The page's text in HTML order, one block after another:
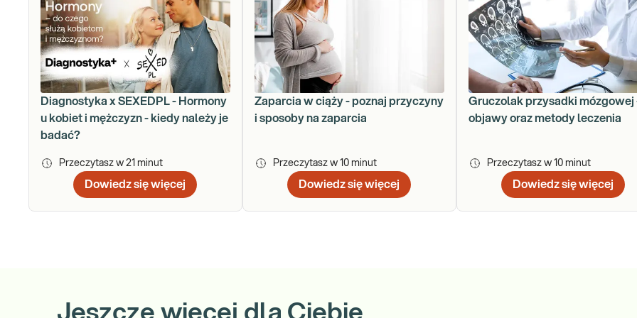
Diagnostyka x SEXEDPL - Hormony
u kobiet i mężczyzn - kiedy należy je
badać?
Przeczytasz w 21 minut
Dowiedz się więcej
Zaparcia w ciąży - poznaj przyczyny
i sposoby na zaparcia
Przeczytasz w 10 minut
Dowiedz się więcej
Gruczolak przysadki mózgowej
objawy oraz metody leczenia
Przeczytasz w 10 minut
Dowiedz się więcej